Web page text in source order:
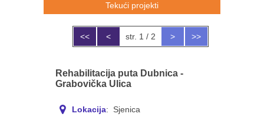
Tekući projekti
<< < >>
>
str. 1 / 2
Rehabilitacija puta Dubnica -
Grabovička Ulica
Lokacija: Sjenica